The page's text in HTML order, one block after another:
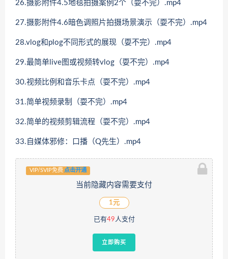
26.摄影附件4.5地毯拍摄案例2个（耍不完）.mp4
27.摄影附件4.6暗色调照片拍摄场景演示（耍不完）.mp4
28.vlog和plog不同形式的展现（耍不完）.mp4
29.最简单live图或视频转vlog（耍不完）.mp4
30.视频比例和音乐卡点（耍不完）.mp4
31.简单视频录制（耍不完）.mp4
32.简单的视频剪辑流程（耍不完）.mp4
33.自媒体邪修：口播（Q先生）.mp4
VIP/SVIP免费 点击开通
当前隐藏内容需要支付
1元
已有49人支付
立即购买